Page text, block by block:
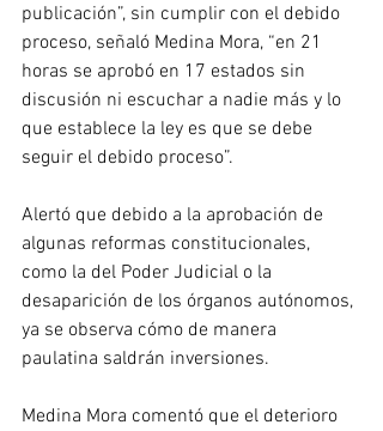
publicación”, sin cumplir con el debido
proceso, señaló Medina Mora, “en 21
horas se aprobó en 17 estados sin
discusión ni escuchar a nadie más y lo
que establece la ley es que se debe
seguir el debido proceso”.
Alertó que debido a la aprobación de
algunas reformas constitucionales,
como la del Poder Judicial o la
desaparición de los órganos autónomos,
ya se observa cómo de manera
paulatina saldrán inversiones.
Medina Mora comentó que el deterioro